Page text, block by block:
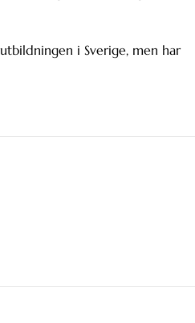
i Sverige, men har